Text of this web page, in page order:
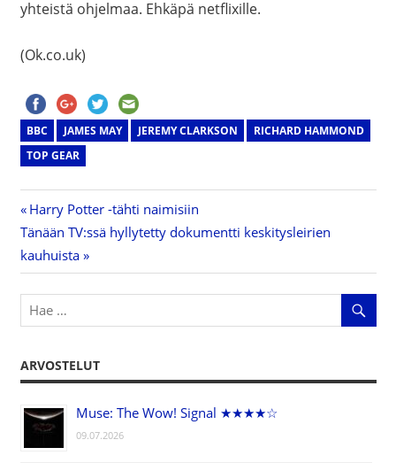
yhteistä ohjelmaa. Ehkäpä netflixille.
(Ok.co.uk)
BBC JAMES MAY JEREMY CLARKSON
RICHARD HAMMOND
TOP GEAR
Artikkelien
selaus
Previous
Post:
Harry Potter -tähti naimisiin
Next
Post:
Tänään TV:ssä hyllytetty dokumentti keskitysleirien
kauhuista
ARVOSTELUT
Muse: The Wow! Signal ★★★★☆
09.07.2026